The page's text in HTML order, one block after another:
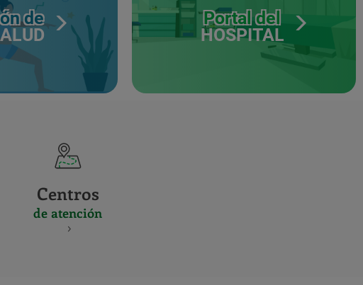
de
Portal del
HOSPITAL
Centros
de atención